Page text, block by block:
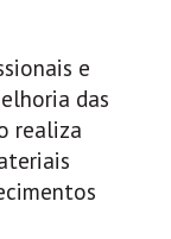
e
das
realiza